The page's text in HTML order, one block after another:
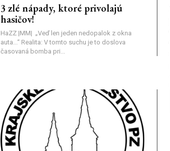
3 zlé nápady, ktoré privolajú
hasičov!
HaZZ |MM| ​„Veď len jeden nedopalok z okna
auta...“ ​Realita: V tomto suchu je to doslova
časovaná bomba pri...